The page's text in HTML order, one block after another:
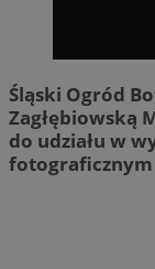
Śląski Ogród
Zagłębiowską
do udziału w
fotograficznym